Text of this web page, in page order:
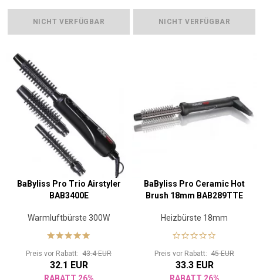
NICHT VERFÜGBAR NICHT VERFÜGBAR
BaByliss Pro Trio Airstyler
BAB3400E
Warmluftbürste 300W
Preis vor Rabatt: 43.4 EUR
32.1 EUR
BaByliss Pro Ceramic Hot
Brush 18mm BAB289TTE
Heizbürste 18mm
Preis vor Rabatt: 45 EUR
33.3 EUR